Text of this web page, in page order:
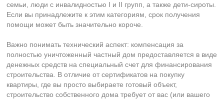
семьи, люди с инвалидностью I и II групп, а также дети-сироты.
Если вы принадлежите к этим категориям, срок получения
помощи может быть значительно короче.
Важно понимать технический аспект: компенсация за
полностью уничтоженный частный дом предоставляется в виде
денежных средств на специальный счет для финансирования
строительства. В отличие от сертификатов на покупку
квартиры, где вы просто выбираете готовый объект,
строительство собственного дома требует от вас (или вашего